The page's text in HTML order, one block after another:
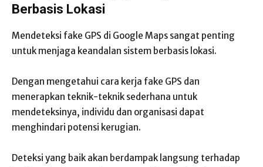
Berbasis Lokasi
Mendeteksi fake GPS di Google Maps sangat penting
untuk menjaga keandalan sistem berbasis lokasi.
Dengan mengetahui cara kerja fake GPS dan
menerapkan teknik-teknik sederhana untuk
mendeteksinya, individu dan organisasi dapat
menghindari potensi kerugian.
Deteksi yang baik akan berdampak langsung terhadap